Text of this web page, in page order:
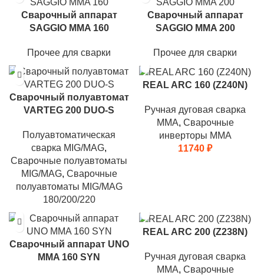
Сварочный аппарат
SAGGIO MMA 160
Прочее для сварки
Сварочный аппарат
SAGGIO MMA 200
Прочее для сварки
Сварочный полуавтомат
VARTEG 200 DUO-S
Полуавтоматическая
сварка MIG/MAG,
Сварочные полуавтоматы
MIG/MAG, Сварочные
полуавтоматы MIG/MAG
180/200/220
REAL ARC 160 (Z240N)
Ручная дуговая сварка
MMA, Сварочные
инверторы MMA
11740 ₽
Сварочный аппарат UNO
MMA 160 SYN
REAL ARC 200 (Z238N)
Ручная дуговая сварка
MMA, Сварочные